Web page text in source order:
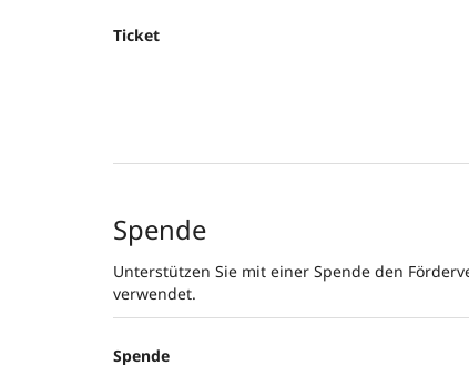
Ticket
Spende
Unterstützen Sie mit einer Spende den
verwendet.
Spende